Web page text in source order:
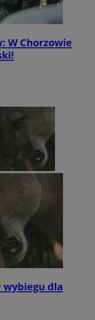
W Chorzowie
dla